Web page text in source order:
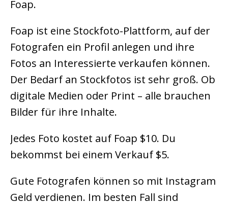
Foap.
Foap ist eine Stockfoto-Plattform, auf der
Fotografen ein Profil anlegen und ihre
Fotos an Interessierte verkaufen können.
Der Bedarf an Stockfotos ist sehr groß. Ob
digitale Medien oder Print – alle brauchen
Bilder für ihre Inhalte.
Jedes Foto kostet auf Foap $10. Du
bekommst bei einem Verkauf $5.
Gute Fotografen können so mit Instagram
Geld verdienen. Im besten Fall sind